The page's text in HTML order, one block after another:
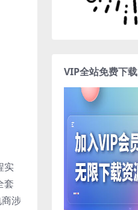
实
套
涉
VIP全站免费下载